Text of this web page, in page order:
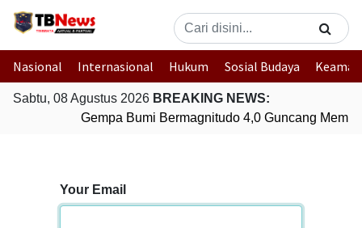
Nasional Internasional Hukum Sosial Budaya
Sabtu, 08 Agustus 2026 BREAKING NEWS:
Gempa Bumi Bermagnitudo 4,0 Guncang
Your Email